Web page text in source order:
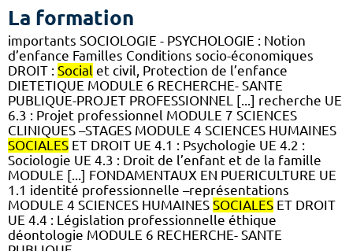
La formation
importants SOCIOLOGIE - PSYCHOLOGIE : Notion
d’enfance Familles Conditions socio-économiques
DROIT : Social et civil, Protection de l’enfance
DIETETIQUE MODULE 6 RECHERCHE- SANTE
PUBLIQUE-PROJET PROFESSIONNEL [...] recherche UE
6.3 : Projet professionnel MODULE 7 SCIENCES
CLINIQUES –STAGES MODULE 4 SCIENCES HUMAINES
SOCIALES ET DROIT UE 4.1 : Psychologie UE 4.2 :
Sociologie UE 4.3 : Droit de l’enfant et de la famille
MODULE [...] FONDAMENTAUX EN PUERICULTURE UE
1.1 identité professionnelle –représentations
MODULE 4 SCIENCES HUMAINES SOCIALES ET DROIT
UE 4.4 : Législation professionnelle éthique
déontologie MODULE 6 RECHERCHE- SANTE